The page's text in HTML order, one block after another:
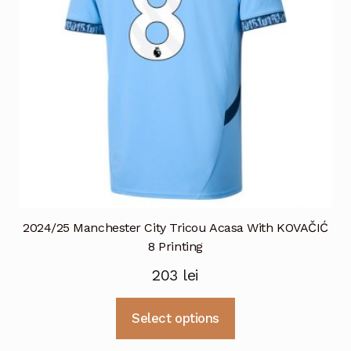
alese
în
2024/25 Manchester City Tricou Acasa With KOVAČIĆ
8 Printing
203 lei
Select options